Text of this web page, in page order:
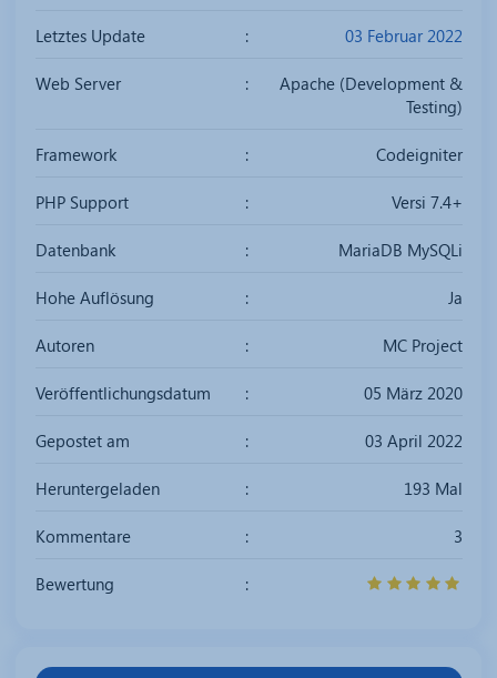
Letztes Update 03 Februar 2022
Web Server
Apache (Development &
Testing)
Framework Codeigniter
PHP Support Versi 7.4+
Datenbank MariaDB MySQLi
Hohe Auflösung Ja
Autoren MC Project
Veröffentlichungsdatum 05 März 2020
Gepostet am 03 April 2022
Heruntergeladen 193 Mal
Kommentare 3
Bewertung